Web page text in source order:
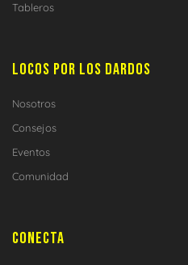
Tableros
LOCOS POR LOS DARDOS
Nosotros
Consejos
Eventos
Comunidad
CONECTA